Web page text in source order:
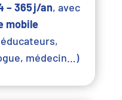
– 365 j/an, avec
mobile
médecin…)